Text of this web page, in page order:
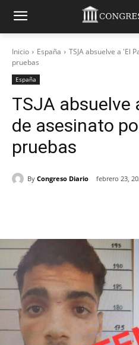
Inicio España
TSJA absuelve a 'El
pruebas
España
TSJA absuelve
de asesinato
pruebas
By Congreso Diario febrero 23,